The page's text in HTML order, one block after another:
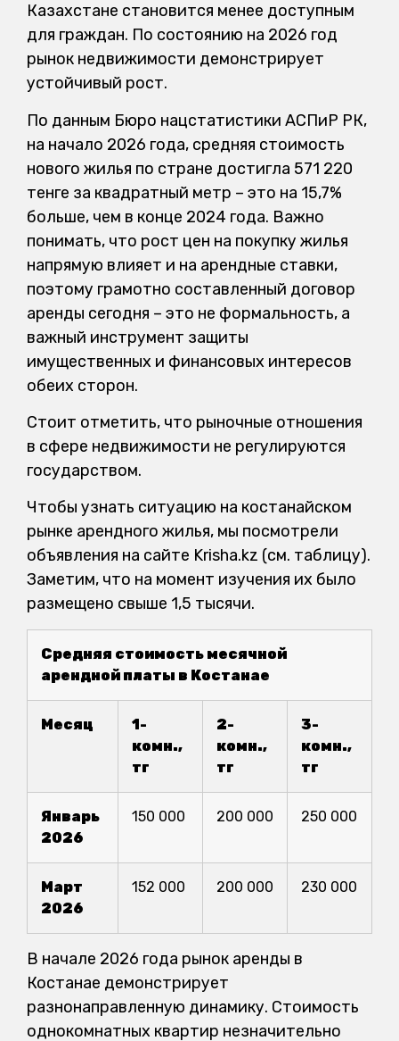
Казахстане становится менее доступным
для граждан. По состоянию на 2026 год
рынок недвижимости демонстрирует
устойчивый рост.
По данным Бюро нац­статистики АСПиР РК,
на начало 2026 года, средняя стоимость
нового жилья по стране достигла 571 220
тенге за квадратный метр – это на 15,7%
больше, чем в конце 2024 года. Важно
понимать, что рост цен на покупку жилья
напрямую влияет и на арендные ставки,
поэтому грамотно составленный договор
аренды сегодня – это не формальность, а
важный инструмент защиты
имущественных и финансовых интересов
обеих сторон.
Стоит отметить, что рыночные отношения
в сфере недвижимости не регулируются
государством.
Чтобы узнать ситуацию на костанайском
рынке арендного жилья, мы посмотрели
объявления на сайте Krisha.kz (см. таблицу).
Заметим, что на момент изучения их было
размещено свыше 1,5 тысячи.
Средняя стоимость месячной
арендной платы в Костанае
Месяц
1-
комн.,
тг
2-
комн.,
тг
3-
комн.,
тг
Январь
2026
150 000 200 000 250 000
Март
2026
152 000 200 000 230 000
В начале 2026 года рынок аренды в
Костанае демонстрирует
разнонаправленную динамику. Стоимость
однокомнатных квартир незначительно